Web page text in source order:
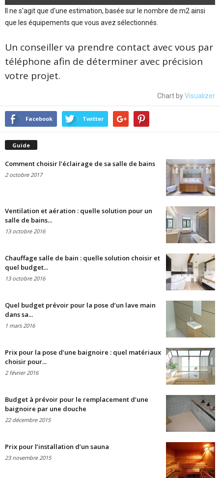
Il ne s'agit que d'une estimation, basée sur le nombre de m2 ainsi
que les équipements que vous avez sélectionnés.
Un conseiller va prendre contact avec vous par
téléphone afin de déterminer avec précision
votre projet.
Chart byVisualizer
Facebook Twitter
Guide
Comment choisir l’éclairage de sa salle de bains
2 octobre 2017
Ventilation et aération : quelle solution pour un
salle de bains...
13 octobre 2016
Chauffage salle de bain : quelle solution choisir et
quel budget...
13 octobre 2016
Quel budget prévoir pour la pose d’un lave main
dans sa...
1 mars 2016
Prix pour la pose d’une baignoire : quel matériaux
choisir pour...
2 février 2016
Budget à prévoir pour le remplacement d’une
baignoire par une douche
22 décembre 2015
Prix pour l’installation d’un sauna
23 novembre 2015